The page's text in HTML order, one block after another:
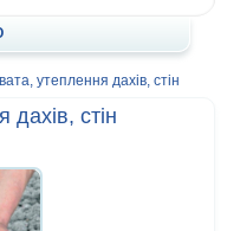
утеплення дахів, стін
дахів, стін